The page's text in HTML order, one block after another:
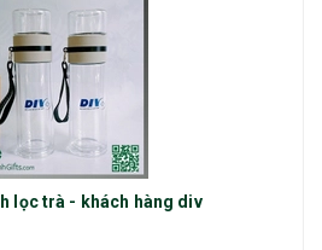
lọc trà - khách hàng div